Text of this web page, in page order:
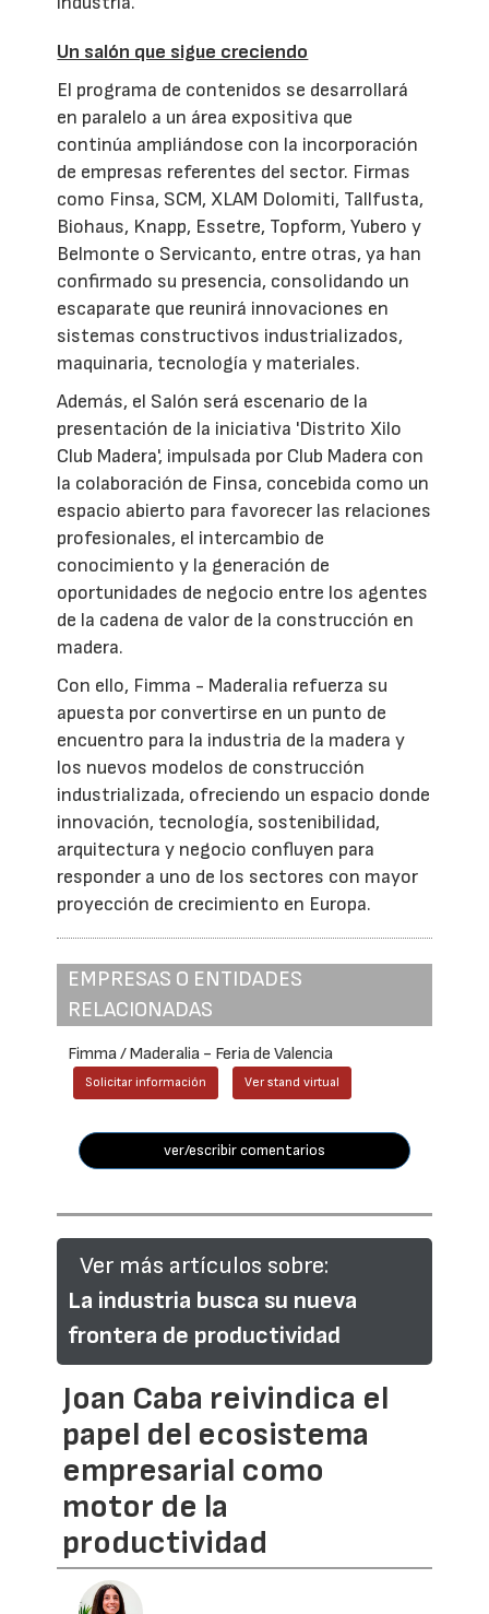
Un salón que sigue creciendo
El programa de contenidos se desarrollará
en paralelo a un área expositiva que
continúa ampliándose con la incorporación
de empresas referentes del sector. Firmas
como Finsa, SCM, XLAM Dolomiti, Tallfusta,
Biohaus, Knapp, Essetre, Topform, Yubero y
Belmonte o Servicanto, entre otras, ya han
confirmado su presencia, consolidando un
escaparate que reunirá innovaciones en
sistemas constructivos industrializados,
maquinaria, tecnología y materiales.
Además, el Salón será escenario de la
presentación de la iniciativa 'Distrito Xilo
Club Madera', impulsada por Club Madera con
la colaboración de Finsa, concebida como un
espacio abierto para favorecer las relaciones
profesionales, el intercambio de
conocimiento y la generación de
oportunidades de negocio entre los agentes
de la cadena de valor de la construcción en
madera.
Con ello, Fimma - Maderalia refuerza su
apuesta por convertirse en un punto de
encuentro para la industria de la madera y
los nuevos modelos de construcción
industrializada, ofreciendo un espacio donde
innovación, tecnología, sostenibilidad,
arquitectura y negocio confluyen para
responder a uno de los sectores con mayor
proyección de crecimiento en Europa.
EMPRESAS O ENTIDADES
RELACIONADAS
Fimma / Maderalia - Feria de Valencia
Solicitar información Ver stand virtual
ver/escribir comentarios
Ver más artículos sobre:
La industria busca su nueva
frontera de productividad
Joan Caba reivindica el
papel del ecosistema
empresarial como
motor de la
productividad